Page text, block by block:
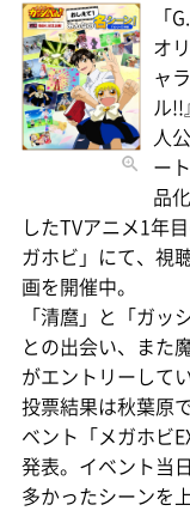
「
オ
ャ
ル
人
ー
品
したTVアニメ1年
ガホビ」にて、視
画を開催中。
「清麿」と「ガ
との出会い、また
がエントリーしてい
投票結果は秋葉原
ベント「メガホビ
発表。イベント当
多かったシーンを